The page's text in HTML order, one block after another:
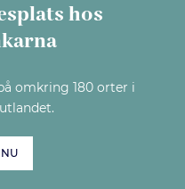
hos
omkring 180 orter i